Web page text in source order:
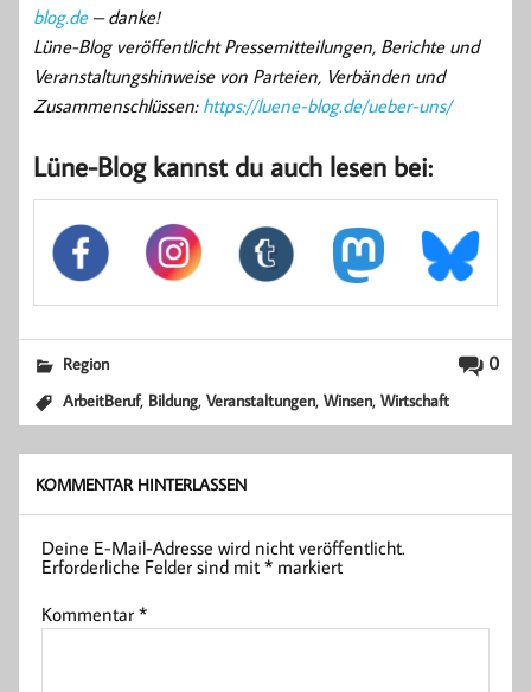
blog.de– danke!
Lüne-Blog veröffentlicht Pressemitteilungen, Berichte und
Veranstaltungshinweise von Parteien, Verbänden und
Zusammenschlüssen: https://luene-blog.de/ueber-uns/
Lüne-Blog kannst du auch lesen bei:
0
Region
ArbeitBeruf, Bildung,Veranstaltungen,Winsen,Wirtschaft
KOMMENTAR HINTERLASSEN
Deine E-Mail-Adresse wird nicht veröffentlicht.
Erforderliche Felder sind mit* markiert
Kommentar*